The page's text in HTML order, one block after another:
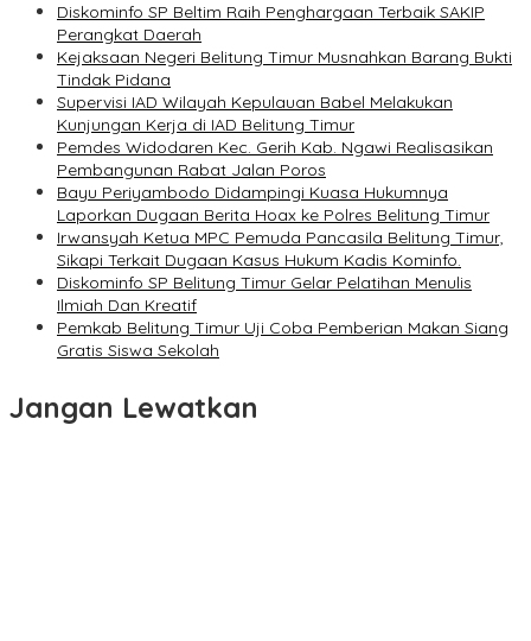
Diskominfo SP Beltim Raih Penghargaan Terbaik SAKIP
Perangkat Daerah
Kejaksaan Negeri Belitung Timur Musnahkan Barang Bukti
Tindak Pidana
Supervisi IAD Wilayah Kepulauan Babel Melakukan
Kunjungan Kerja di IAD Belitung Timur
Pemdes Widodaren Kec. Gerih Kab. Ngawi Realisasikan
Pembangunan Rabat Jalan Poros
Bayu Periyambodo Didampingi Kuasa Hukumnya
Laporkan Dugaan Berita Hoax ke Polres Belitung Timur
Irwansyah Ketua MPC Pemuda Pancasila Belitung Timur,
Sikapi Terkait Dugaan Kasus Hukum Kadis Kominfo.
Diskominfo SP Belitung Timur Gelar Pelatihan Menulis
Ilmiah Dan Kreatif
Pemkab Belitung Timur Uji Coba Pemberian Makan Siang
Gratis Siswa Sekolah
Jangan Lewatkan